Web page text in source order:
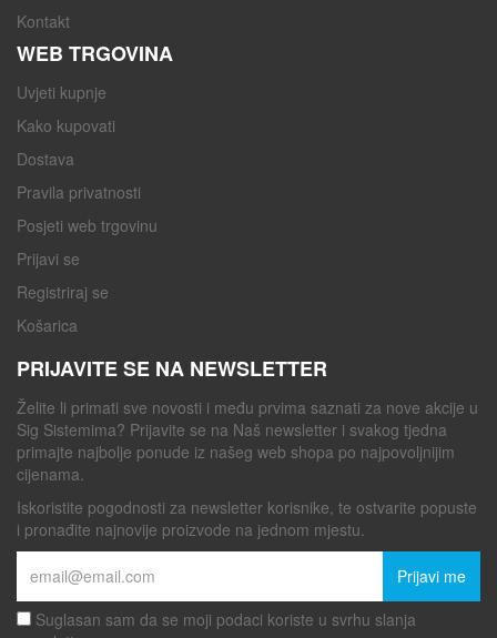
Kontakt
WEB TRGOVINA
Uvjeti kupnje
Kako kupovati
Dostava
Pravila privatnosti
Posjeti web trgovinu
Prijavi se
Registriraj se
Košarica
PRIJAVITE SE NA NEWSLETTER
Želite li primati sve novosti i među prvima saznati za nove akcije u
Sig Sistemima? Prijavite se na Naš newsletter i svakog tjedna
primajte najbolje ponude iz našeg web shopa po najpovoljnijim
cijenama.
Iskoristite pogodnosti za newsletter korisnike, te ostvarite popuste
i pronađite najnovije proizvode na jednom mjestu.
Prijavi me
Suglasan sam da se moji podaci koriste u svrhu slanja